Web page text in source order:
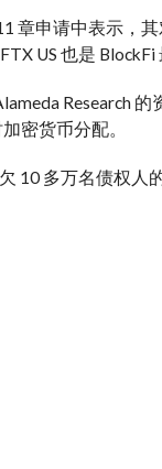
章申请中表示，
US 也是
Research
密货币分配。
10 多万名债权人